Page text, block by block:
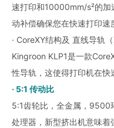
速打印和10000mm/s²的
动补偿确保您在快速打印速
· CoreXY结构及 直线导轨（
Kingroon KLP1是一款
性导轨，这使得打印机在快
· 5:1 传动比
5:1齿轮比，全金属，9500
处理器，新型挤出机意味着